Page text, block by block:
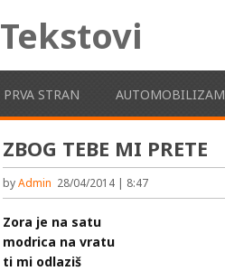
Tekstovi
PRVA STRAN AUTOMOBILIZAM
ZBOG TEBE MI PRETE
byAdmin 28/04/2014 | 8:47
Zora je na satu
modrica na vratu
ti mi odlaziš